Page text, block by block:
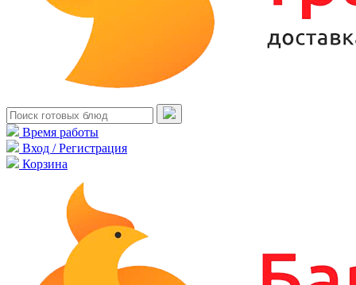
Время работы
Вход / Регистрация
Корзина